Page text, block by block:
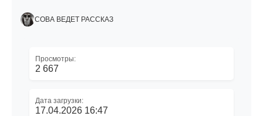
СОВА ВЕДЕТ РАССКАЗ
Просмотры:
2 667
Дата загрузки:
17.04.2026 16:47